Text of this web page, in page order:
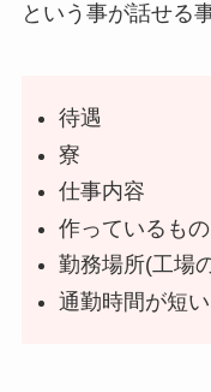
という事が話せる
待遇
寮
仕事内容
作っているもの
勤務場所(工場
通勤時間が短い